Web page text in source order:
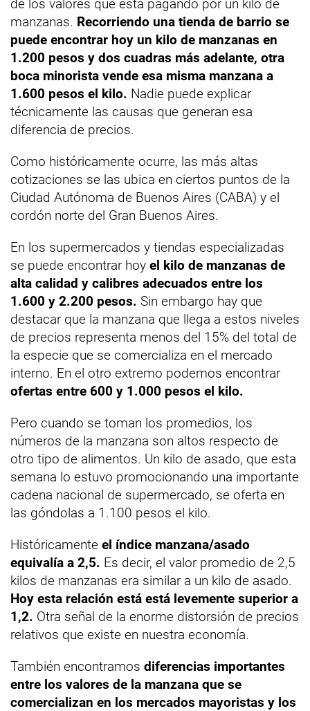
de los valores que está pagando por un kilo de
manzanas. Recorriendo una tienda de barrio se
puede encontrar hoy un kilo de manzanas en
1.200 pesos y dos cuadras más adelante, otra
boca minorista vende esa misma manzana a
1.600 pesos el kilo. Nadie puede explicar
técnicamente las causas que generan esa
diferencia de precios.
Como históricamente ocurre, las más altas
cotizaciones se las ubica en ciertos puntos de la
Ciudad Autónoma de Buenos Aires (CABA) y el
cordón norte del Gran Buenos Aires.
En los supermercados y tiendas especializadas
se puede encontrar hoy el kilo de manzanas de
alta calidad y calibres adecuados entre los
1.600 y 2.200 pesos. Sin embargo hay que
destacar que la manzana que llega a estos niveles
de precios representa menos del 15% del total de
la especie que se comercializa en el mercado
interno. En el otro extremo podemos encontrar
ofertas entre 600 y 1.000 pesos el kilo.
Pero cuando se toman los promedios, los
números de la manzana son altos respecto de
otro tipo de alimentos. Un kilo de asado, que esta
semana lo estuvo promocionando una importante
cadena nacional de supermercado, se oferta en
las góndolas a 1.100 pesos el kilo.
Históricamente el índice manzana/asado
equivalía a 2,5. Es decir, el valor promedio de 2,5
kilos de manzanas era similar a un kilo de asado.
Hoy esta relación está está levemente superior a
1,2. Otra señal de la enorme distorsión de precios
relativos que existe en nuestra economía.
También encontramos diferencias importantes
entre los valores de la manzana que se
comercializan en los mercados mayoristas y los